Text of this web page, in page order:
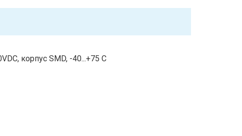
корпус SMD, -40...+75 C